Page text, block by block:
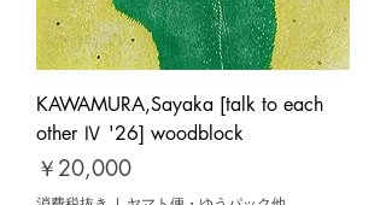
KAWAMURA,Sayaka [talk to each
other Ⅳ '26] woodblock
価格
￥20,000